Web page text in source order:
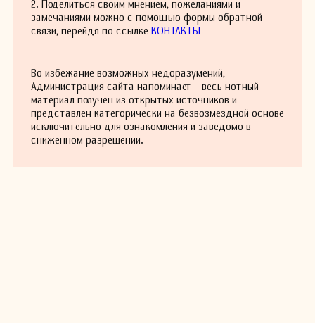
музыкальные традиции.
Берталотти также занимался написанием
характерно для бароккового театра. Его
творчество содержит множество камерных
произведений, которые до сих пор
исполняются на концертах и фестивалях
классической музыки.
Несмотря на то что о его жизни известно
сравнительно немного, Анджело Микеле
Берталотти остается важной фигурой в
2. Поделиться своим мнением, пожеланиями и
замечаниями можно с помощью формы обратной
связи, перейдя по ссылке КОНТАКТЫ
Во избежание возможных недоразумений,
Администрация сайта напоминает - весь нотный
материал получен из открытых источников и
представлен категорически на безвозмездной основе
исключительно для ознакомления и заведомо в
сниженном разрешении.